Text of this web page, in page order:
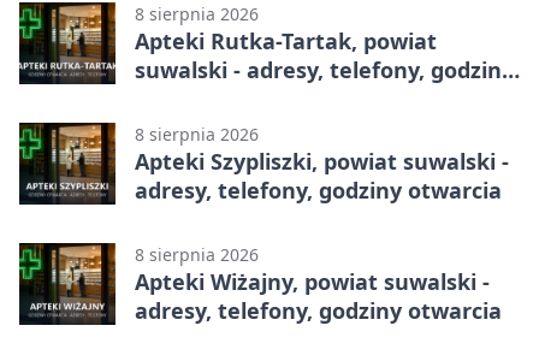
8 sierpnia 2026
Apteki Rutka-Tartak, powiat
suwalski - adresy, telefony, godziny
8 sierpnia 2026
Apteki Szypliszki, powiat suwalski -
adresy, telefony, godziny otwarcia
8 sierpnia 2026
Apteki Wiżajny, powiat suwalski -
adresy, telefony, godziny otwarcia